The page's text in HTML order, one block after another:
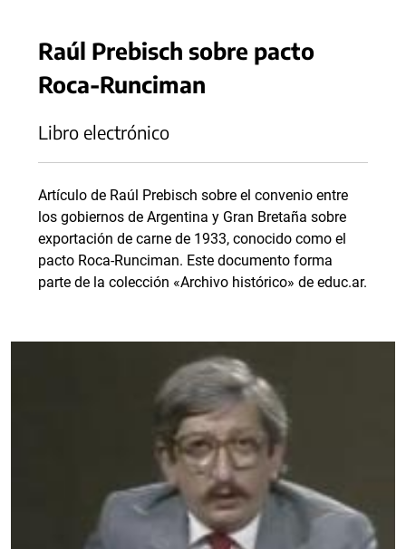
Raúl Prebisch sobre pacto
Roca-Runciman
Libro electrónico
Artículo de Raúl Prebisch sobre el convenio entre
los gobiernos de Argentina y Gran Bretaña sobre
exportación de carne de 1933, conocido como el
pacto Roca-Runciman. Este documento forma
parte de la colección «Archivo histórico» de educ.ar.